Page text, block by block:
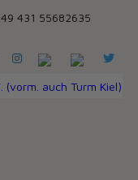
431 55682635